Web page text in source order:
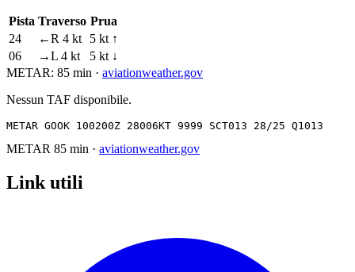
Pista Traverso Prua
24
←R 4 kt
5 kt ↑
06
→L 4 kt
5 kt ↓
METAR: 85 min · aviationweather.gov
Nessun TAF disponibile.
METAR GOOK 100200Z 28006KT 9999 SCT013 28/25 Q1013
METAR 85 min · aviationweather.gov
Link utili